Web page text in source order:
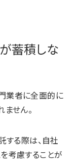
蓄積しな
業者に全面的に
せん。
する際は、自社
考慮することが